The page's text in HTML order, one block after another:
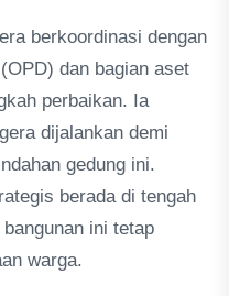
berkoordinasi dengan
dan bagian aset
perbaikan. Ia
dijalankan demi
gedung ini.
berada di tengah
ini tetap
warga.